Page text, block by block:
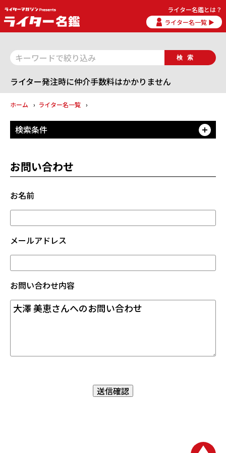
ライター名鑑とは？
ライター名一覧 ▶
検索
ライター発注時に仲介手数料はかかりません
ホーム ライター名一覧
検索条件
お問い合わせ
お名前
メールアドレス
お問い合わせ内容